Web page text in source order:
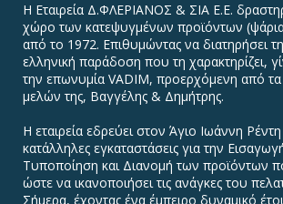
Η Εταιρεία Δ.ΦΛΕΡΙΑΝΟΣ & ΣΙΑ Ε.Ε.
χώρο των κατεψυγμένων προϊόντων
από το 1972. Επιθυμώντας να διατηρήσει
ελληνική παράδοση που τη χαρακτηρίζει,
την επωνυμία VADIΜ, προερχόμενη από
μελών της, Βαγγέλης & Δημήτρης.
Η εταιρεία εδρεύει στον Άγιο Ιωάννη Ρέντη
κατάλληλες εγκαταστάσεις για την
Τυποποίηση και Διανομή των προϊόντων
ώστε να ικανοποιήσει τις ανάγκες του
Σήμερα, έχοντας ένα έμπειρο δυναμικό